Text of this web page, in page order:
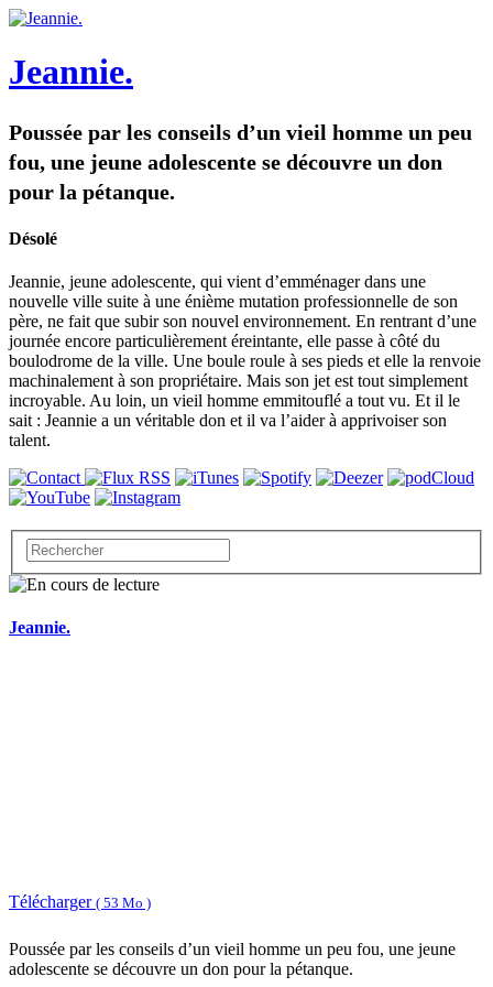
Jeannie.
Poussée par les conseils d’un vieil homme un peu
fou, une jeune adolescente se découvre un don
pour la pétanque.
Désolé
Jeannie, jeune adolescente, qui vient d’emménager dans une
nouvelle ville suite à une énième mutation professionnelle de son
père, ne fait que subir son nouvel environnement. En rentrant d’une
journée encore particulièrement éreintante, elle passe à côté du
boulodrome de la ville. Une boule roule à ses pieds et elle la renvoie
machinalement à son propriétaire. Mais son jet est tout simplement
incroyable. Au loin, un vieil homme emmitouflé a tout vu. Et il le
sait : Jeannie a un véritable don et il va l’aider à apprivoiser son
talent.
Jeannie.
Télécharger ( 53 Mo )
Poussée par les conseils d’un vieil homme un peu fou, une jeune
adolescente se découvre un don pour la pétanque.